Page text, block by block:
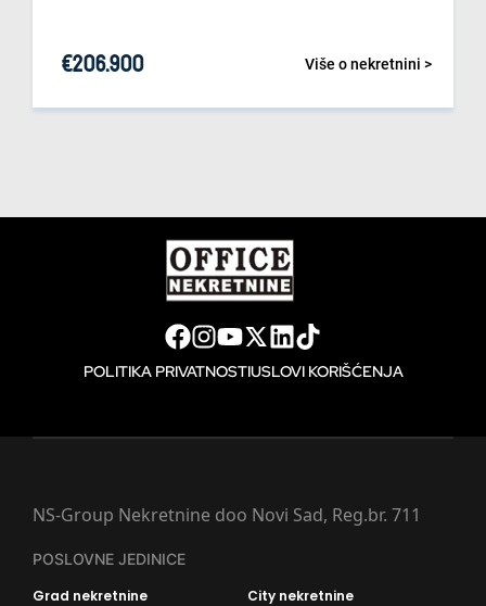
Više o nekretnini >
€206.900
POLITIKA PRIVATNOSTIUSLOVI KORIŠĆENJA
NS-Group Nekretnine doo Novi Sad, Reg.br. 711
POSLOVNE JEDINICE
Grad nekretnine
City nekretnine